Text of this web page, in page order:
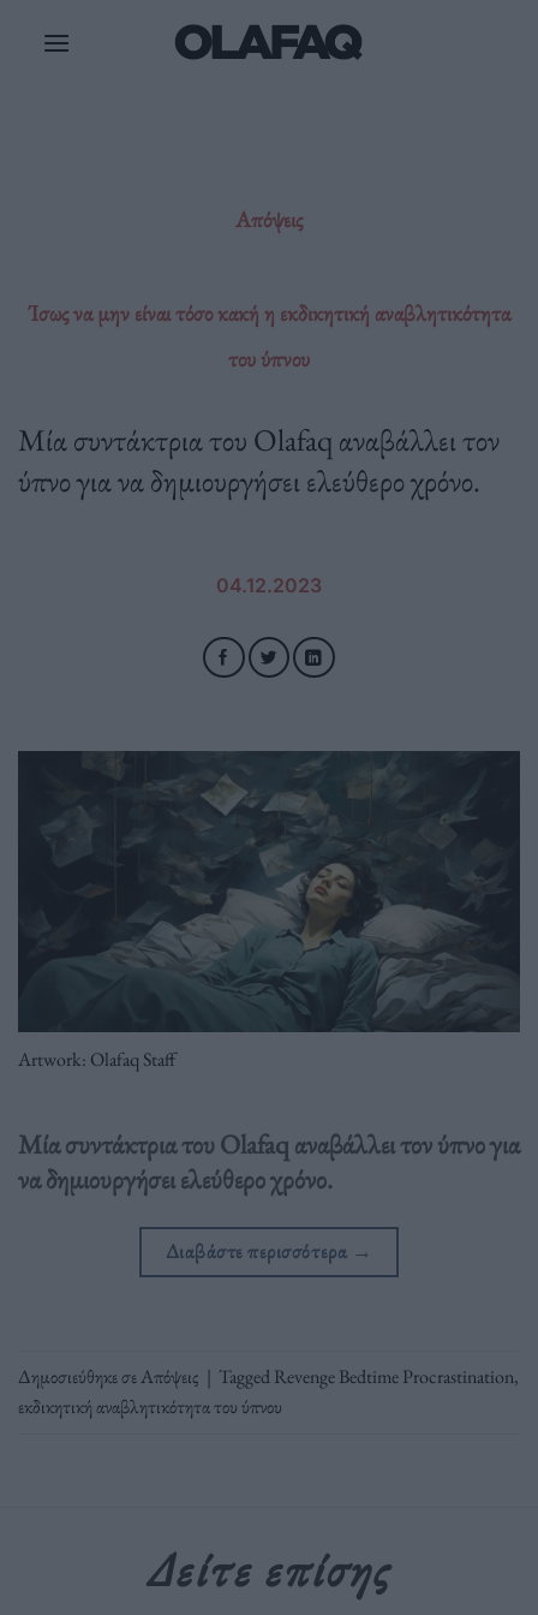
Απόψεις
Ίσως να μην είναι τόσο κακή η εκδικητική αναβλητικότητα
του ύπνου
Μία συντάκτρια του Olafaq αναβάλλει τον
ύπνο για να δημιουργήσει ελεύθερο χρόνο.
04.12.2023
Artwork: Olafaq Staff
Μία συντάκτρια του Olafaq αναβάλλει τον ύπνο για
να δημιουργήσει ελεύθερο χρόνο.
Διαβάστε περισσότερα →
Δημοσιεύθηκε σεΑπόψεις | TaggedRevenge Bedtime Procrastination,
εκδικητική αναβλητικότητα του ύπνου
Δείτε επίσης